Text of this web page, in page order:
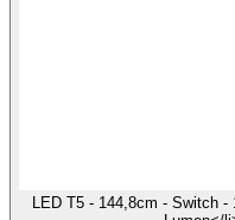
LED T5 - 144,8cm - Switch